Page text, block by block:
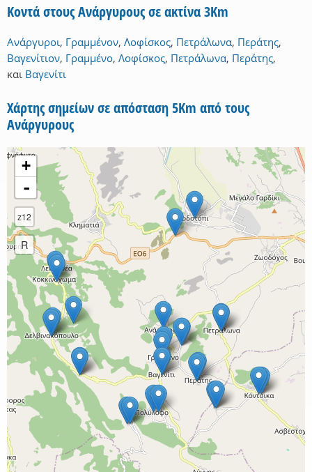
Κοντά στους Ανάργυρους σε ακτίνα 3Km
Ανάργυροι, Γραμμένον, Λοφίσκος, Πετράλωνα, Περάτης,
Βαγενίτιον, Γραμμένο, Λοφίσκος, Πετράλωνα, Περάτης,
και Βαγενίτι
Χάρτης σημείων σε απόσταση 5Km από τους
Ανάργυρους
+
-
z12
R